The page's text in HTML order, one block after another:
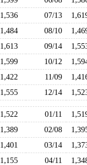
1,536 07/13
1,484 08/10
1,613 09/14
1,599 10/12
1,422 11/09
1,555 12/14
1,522 01/11
1,389 02/08
1,401 03/14
1,155 04/11